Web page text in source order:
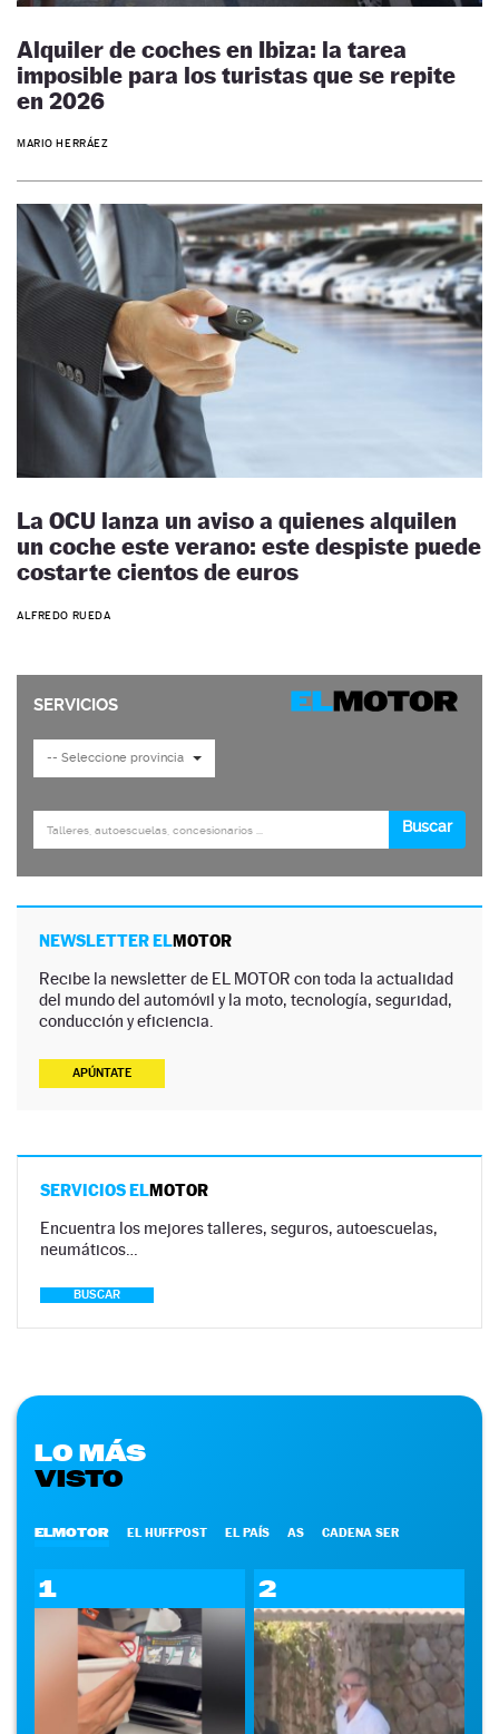
Alquiler de coches en Ibiza: la tarea
imposible para los turistas que se repite
en 2026
MARIO HERRÁEZ
La OCU lanza un aviso a quienes alquilen
un coche este verano: este despiste puede
costarte cientos de euros
ALFREDO RUEDA
NEWSLETTER ELMOTOR
Recibe la newsletter de EL MOTOR con toda la actualidad
del mundo del automóvil y la moto, tecnología, seguridad,
conducción y eficiencia.
APÚNTATE
SERVICIOS ELMOTOR
Encuentra los mejores talleres, seguros, autoescuelas,
neumáticos…
BUSCAR
LO MÁS
VISTO
ELMOTOR EL HUFFPOST EL PAÍS AS CADENA SER
1 2